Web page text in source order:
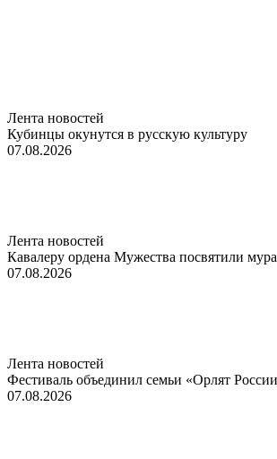
Лента новостей
Кубинцы окунутся в русскую культуру
07.08.2026
Лента новостей
Кавалеру ордена Мужества посвятили
07.08.2026
Лента новостей
Фестиваль объединил семьи «Орлят
07.08.2026